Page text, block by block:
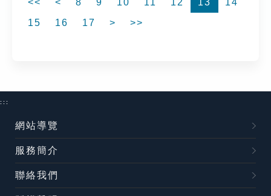
<< < 8 9 10 11 12 13
14
15
16 17 > >>
:::
網站導覽
服務簡介
聯絡我們